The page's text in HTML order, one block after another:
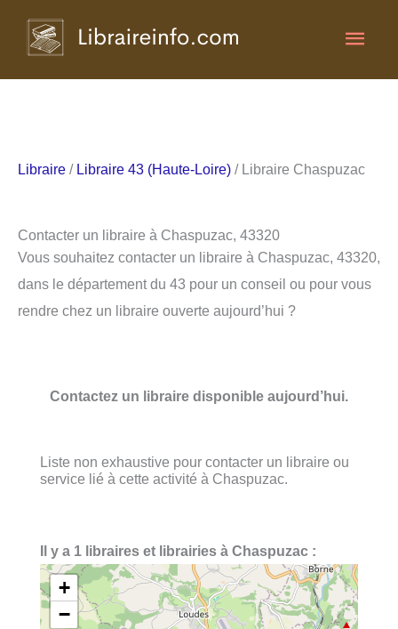
Libraire / Libraire 43 (Haute-Loire) / Libraire Chaspuzac
Contacter un libraire à Chaspuzac, 43320
Vous souhaitez contacter un libraire à Chaspuzac, 43320,
dans le département du 43 pour un conseil ou pour vous
rendre chez un libraire ouverte aujourd’hui ?
Contactez un libraire disponible aujourd’hui.
Liste non exhaustive pour contacter un libraire ou
service lié à cette activité à Chaspuzac.
Il y a 1 libraires et librairies à Chaspuzac :
+
−